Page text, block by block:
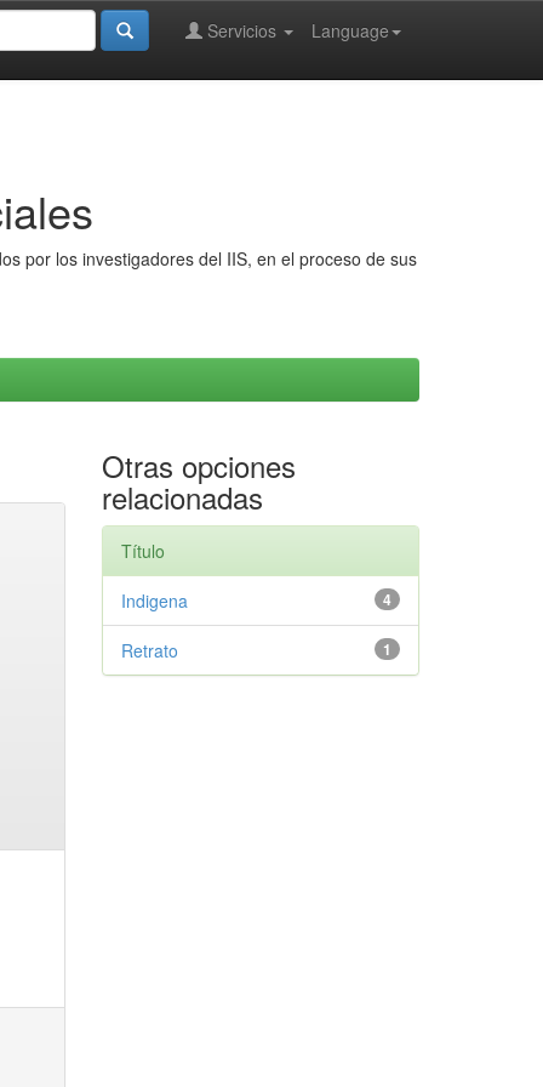
Language
Servicios
por los investigadores del IIS, en el proceso de sus
Otras opciones
relacionadas
Título
4
Indigena
1
Retrato